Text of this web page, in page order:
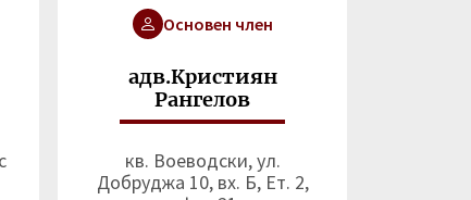
Основен член
адв.Кристиян
Рангелов
кв. Воеводски, ул.
Добруджа 10, вх. Б, Ет. 2,